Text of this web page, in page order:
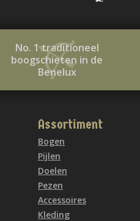
No. 1 traditioneel
boogschieten in de
Benelux
Assortiment
Bogen
Pijlen
Doelen
Pezen
Accessoires
Kleding